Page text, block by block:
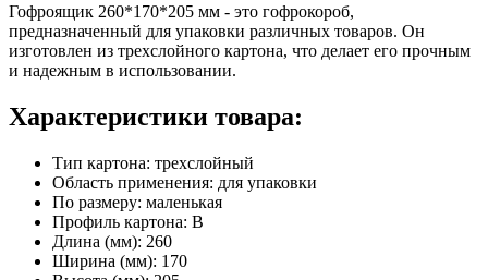
Гофроящик 260*170*205 мм - это гофрокороб,
предназначенный для упаковки различных товаров. Он
изготовлен из трехслойного картона, что делает его прочным
и надежным в использовании.
Характеристики товара:
Тип картона: трехслойный
Область применения: для упаковки
По размеру: маленькая
Профиль картона: В
Длина (мм): 260
Ширина (мм): 170